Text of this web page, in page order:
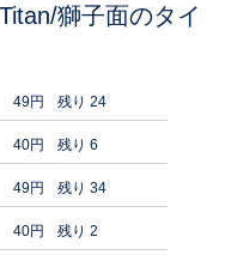
獅子面のタイ
49円 残り 24
40円 残り 6
49円 残り 34
40円 残り 2